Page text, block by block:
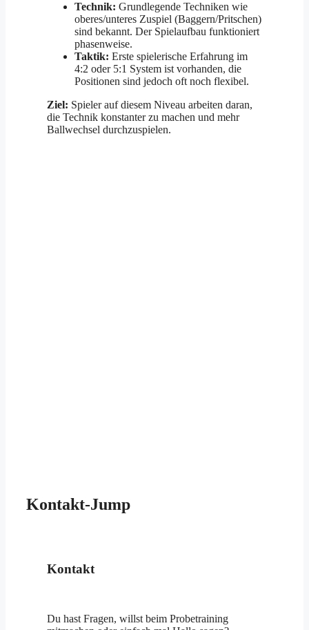
Technik: Grundlegende Techniken wie
oberes/unteres Zuspiel (Baggern/Pritschen)
sind bekannt. Der Spielaufbau funktioniert
phasenweise.
Taktik: Erste spielerische Erfahrung im
4:2 oder 5:1 System ist vorhanden, die
Positionen sind jedoch oft noch flexibel.
Ziel: Spieler auf diesem Niveau arbeiten daran,
die Technik konstanter zu machen und mehr
Ballwechsel durchzuspielen.
Kontakt-Jump
Kontakt
Du hast Fragen, willst beim Probetraining